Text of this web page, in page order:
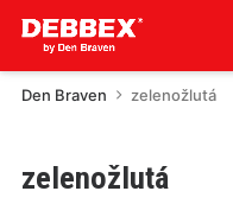
Den Braven zelenožlutá
zelenožlutá